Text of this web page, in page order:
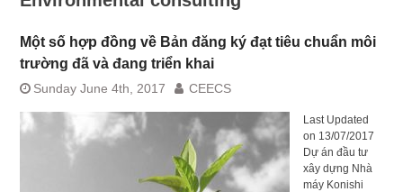
Một số hợp đồng về Bản đăng ký đạt tiêu chuẩn môi
trường đã và đang triển khai
Sunday June 4th, 2017 CEECS
Last Updated
on 13/07/2017
Dự án đầu tư
xây dựng Nhà
máy Konishi